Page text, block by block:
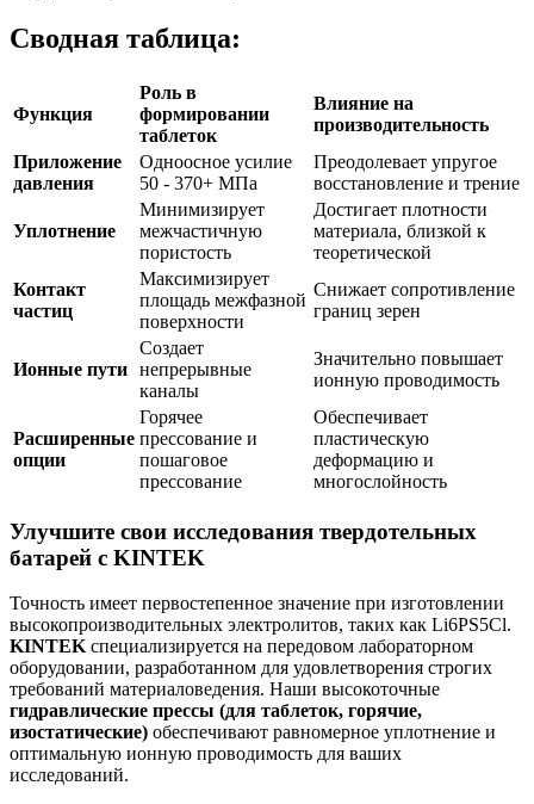
Сводная таблица:
Функция
Роль в
формировании
таблеток
Влияние на
производительность
Приложение
давления
Одноосное усилие
50 - 370+ МПа
Преодолевает упругое
восстановление и трение
Уплотнение
Минимизирует
межчастичную
пористость
Достигает плотности
материала, близкой к
теоретической
Контакт
частиц
Максимизирует
площадь межфазной
поверхности
Снижает сопротивление
границ зерен
Ионные пути
Создает
непрерывные
каналы
Значительно повышает
ионную проводимость
Расширенные
опции
Горячее
прессование и
пошаговое
прессование
Обеспечивает
пластическую
деформацию и
многослойность
Улучшите свои исследования твердотельных
батарей с KINTEK
Точность имеет первостепенное значение при изготовлении
высокопроизводительных электролитов, таких как Li6PS5Cl.
KINTEKспециализируется на передовом лабораторном
оборудовании, разработанном для удовлетворения строгих
требований материаловедения. Наши высокоточные
гидравлические прессы (для таблеток, горячие,
изостатические) обеспечивают равномерное уплотнение и
оптимальную ионную проводимость для ваших
исследований.